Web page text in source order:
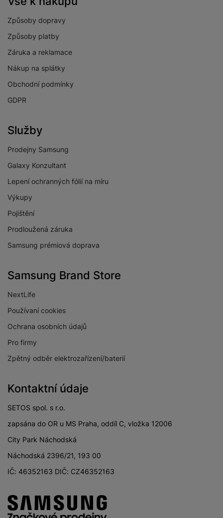
Způsoby dopravy
Způsoby platby
Záruka a reklamace
Nákup na splátky
Obchodní podmínky
GDPR
Služby
Prodejny Samsung
Galaxy Konzultant
Lepení ochranných fólií na míru
Výkupy
Pojištění
Prodloužená záruka
Samsung prémiová doprava
Samsung Brand Store
NextLife
Používaní cookies
Ochrana osobních údajů
Pro firmy
Zpětný odběr elektrozařízení/baterií
Kontaktní údaje
SETOS spol. s r.o.
zapsána do OR u MS Praha, oddíl C, vložka 12006
City Park Náchodská
Náchodská 2396/21, 193 00
IČ: 46352163 DIČ: CZ46352163